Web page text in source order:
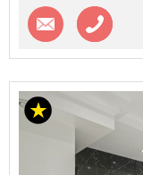
Contacter